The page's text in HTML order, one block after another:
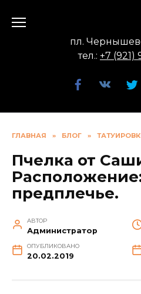
пл.
тел.: +7 (921)
ГЛАВНАЯ » БЛОГ »
Пчелка от
предплечье.
АВТОР
Администратор
ОПУБЛИКОВАНО
20.02.2019